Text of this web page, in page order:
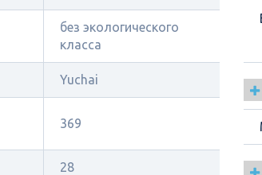
без экологического
класса
Yuchai
369
28